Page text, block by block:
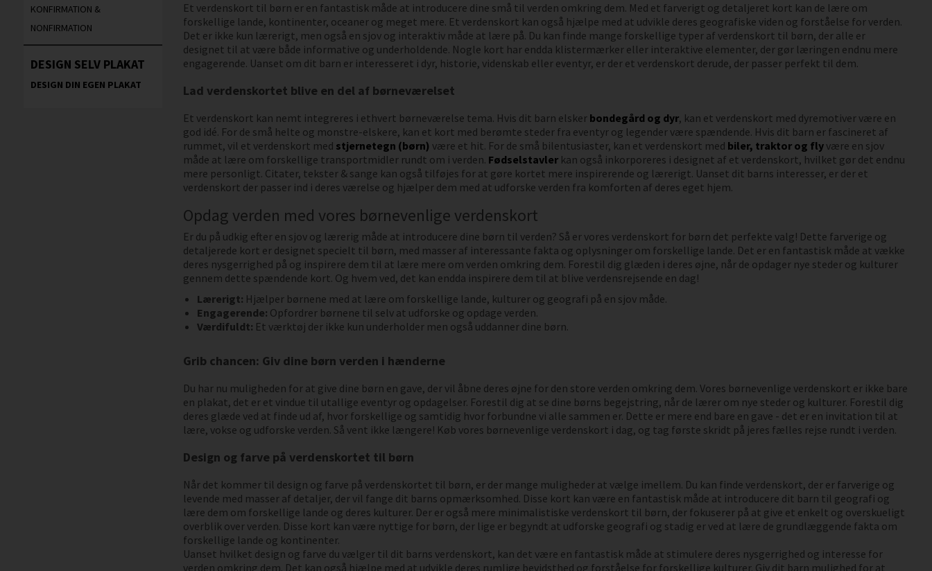
KONFIRMATION &
NONFIRMATION
DESIGN SELV PLAKAT
DESIGN DIN EGEN PLAKAT
Et verdenskort til børn er en fantastisk måde at introducere dine små til verden omkring dem. Med et farverigt og detaljeret kort kan de lære om
forskellige lande, kontinenter, oceaner og meget mere. Et verdenskort kan også hjælpe med at udvikle deres geografiske viden og forståelse for verden.
Det er ikke kun lærerigt, men også en sjov og interaktiv måde at lære på. Du kan finde mange forskellige typer af verdenskort til børn, der alle er
designet til at være både informative og underholdende. Nogle kort har endda klistermærker eller interaktive elementer, der gør læringen endnu mere
engagerende. Uanset om dit barn er interesseret i dyr, historie, videnskab eller eventyr, er der et verdenskort derude, der passer perfekt til dem.
Lad verdenskortet blive en del af børneværelset
Et verdenskort kan nemt integreres i ethvert børneværelse tema. Hvis dit barn elsker bondegård og dyr, kan et verdenskort med dyremotiver være en
god idé. For de små helte og monstre-elskere, kan et kort med berømte steder fra eventyr og legender være spændende. Hvis dit barn er fascineret af
rummet, vil et verdenskort med stjernetegn (børn) være et hit. For de små bilentusiaster, kan et verdenskort med biler, traktor og flyvære en sjov
måde at lære om forskellige transportmidler rundt om i verden. Fødselstavlerkan også inkorporeres i designet af et verdenskort, hvilket gør det endnu
mere personligt. Citater, tekster & sange kan også tilføjes for at gøre kortet mere inspirerende og lærerigt. Uanset dit barns interesser, er der et
verdenskort der passer ind i deres værelse og hjælper dem med at udforske verden fra komforten af deres eget hjem.
Opdag verden med vores børnevenlige verdenskort
Er du på udkig efter en sjov og lærerig måde at introducere dine børn til verden? Så er vores verdenskort for børn det perfekte valg! Dette farverige og
detaljerede kort er designet specielt til børn, med masser af interessante fakta og oplysninger om forskellige lande. Det er en fantastisk måde at vække
deres nysgerrighed på og inspirere dem til at lære mere om verden omkring dem. Forestil dig glæden i deres øjne, når de opdager nye steder og kulturer
gennem dette spændende kort. Og hvem ved, det kan endda inspirere dem til at blive verdensrejsende en dag!
Lærerigt: Hjælper børnene med at lære om forskellige lande, kulturer og geografi på en sjov måde.
Engagerende: Opfordrer børnene til selv at udforske og opdage verden.
Værdifuldt: Et værktøj der ikke kun underholder men også uddanner dine børn.
Grib chancen: Giv dine børn verden i hænderne
Du har nu muligheden for at give dine børn en gave, der vil åbne deres øjne for den store verden omkring dem. Vores børnevenlige verdenskort er ikke bare
en plakat, det er et vindue til utallige eventyr og opdagelser. Forestil dig at se dine børns begejstring, når de lærer om nye steder og kulturer. Forestil dig
deres glæde ved at finde ud af, hvor forskellige og samtidig hvor forbundne vi alle sammen er. Dette er mere end bare en gave - det er en invitation til at
lære, vokse og udforske verden. Så vent ikke længere! Køb vores børnevenlige verdenskort i dag, og tag første skridt på jeres fælles rejse rundt i verden.
Design og farve på verdenskortet til børn
Når det kommer til design og farve på verdenskortet til børn, er der mange muligheder at vælge imellem. Du kan finde verdenskort, der er farverige og
levende med masser af detaljer, der vil fange dit barns opmærksomhed. Disse kort kan være en fantastisk måde at introducere dit barn til geografi og
lære dem om forskellige lande og deres kulturer. Der er også mere minimalistiske verdenskort til børn, der fokuserer på at give et enkelt og overskueligt
overblik over verden. Disse kort kan være nyttige for børn, der lige er begyndt at udforske geografi og stadig er ved at lære de grundlæggende fakta om
forskellige lande og kontinenter.
Uanset hvilket design og farve du vælger til dit barns verdenskort, kan det være en fantastisk måde at stimulere deres nysgerrighed og interesse for
verden omkring dem. Det kan også hjælpe med at udvikle deres rumlige bevidsthed og forståelse for forskellige kulturer. Giv dit barn mulighed for at